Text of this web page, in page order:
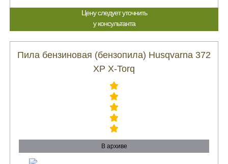
Цену следует уточнить
у консультанта
Пила бензиновая (бензопила) Husqvarna 372
XP X-Torq
В архиве